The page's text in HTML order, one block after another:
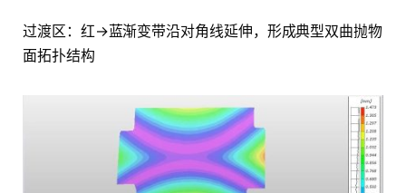
过渡区：红→蓝渐变带沿对角线延伸，形成典型双曲抛物
面拓扑结构